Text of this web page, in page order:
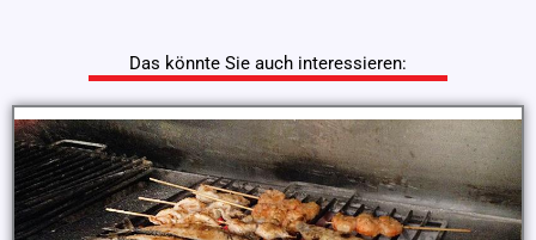
Das könnte Sie auch interessieren: